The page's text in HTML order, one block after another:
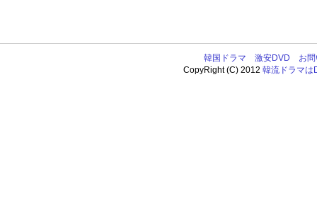
韓国ドラマ 激安DVD
お
CopyRight (C) 2012韓流ドラマは